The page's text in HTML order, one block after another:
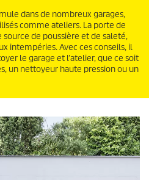
dans de nombreux garages,
comme ateliers. La porte de
de poussière et de saleté,
intempéries. Avec ces conseils, il
le garage et l’atelier, que ce soit
un nettoyeur haute pression ou un